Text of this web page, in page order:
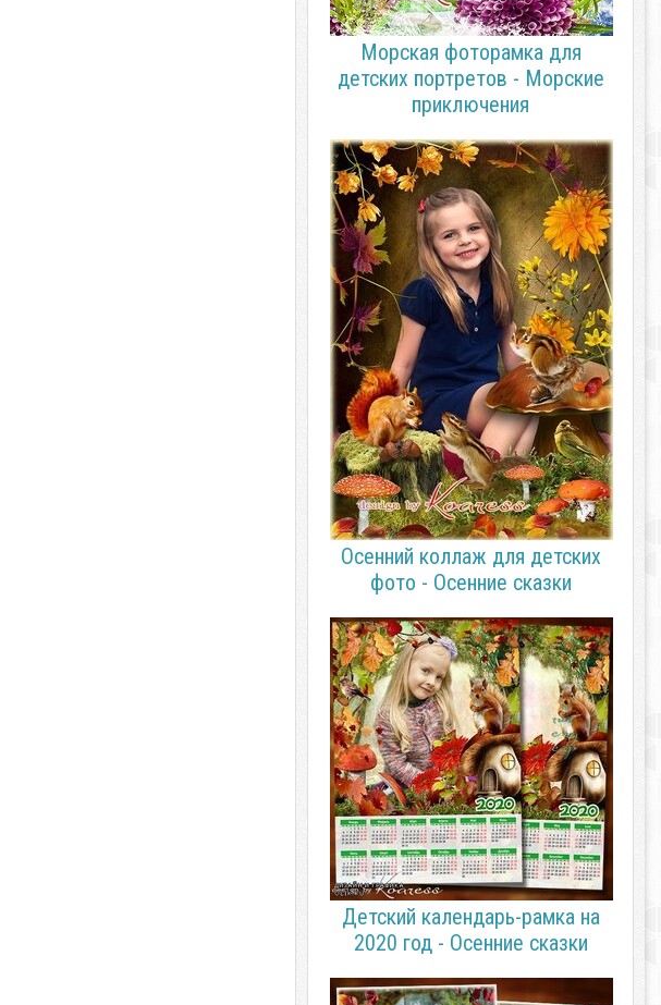
Морская фоторамка для
детских портретов - Морские
приключения
Осенний коллаж для детских
фото - Осенние сказки
Детский календарь-рамка на
2020 год - Осенние сказки